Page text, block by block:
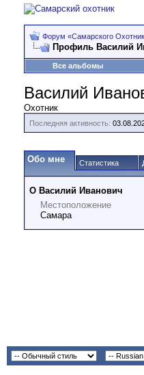
Форум «Самарского
Профиль Василий
Все альбомы
Василий
Охотник
Последняя активность:
Обо мне Статистика
О Василий Иванович
Местоположение
Самара